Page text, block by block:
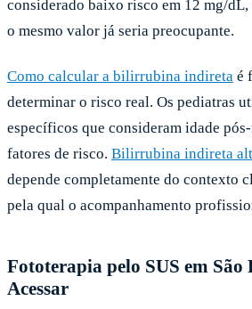
considerado baixo risco em 12 mg/dL,
o mesmo valor já seria preocupante.
Como calcular a bilirrubina indireta é
determinar o risco real. Os pediatras
específicos que consideram idade
fatores de risco. Bilirrubina indireta
depende completamente do contexto
pela qual o acompanhamento
Fototerapia pelo SUS em São
Acessar